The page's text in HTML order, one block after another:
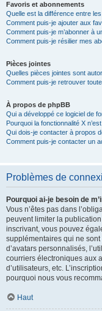
Favoris et abonnements
Quelle est la différence entre
Comment puis-je ajouter aux
Comment puis-je m’abonner à
Comment puis-je résilier mes
Pièces jointes
Quelles pièces jointes sont
Comment puis-je retrouver
À propos de phpBB
Qui a développé ce logiciel de
Pourquoi la fonctionnalité X
Qui dois-je contacter à propos
Comment puis-je contacter un
Problèmes de
Pourquoi ai-je besoin de
Vous n’êtes pas dans
peuvent limiter la
inscrivant, vous pouvez
supplémentaires qui ne
d’avatars personnalisés,
courriers électroniques aux
d’utilisateurs, etc.
pourquoi nous vous
Haut